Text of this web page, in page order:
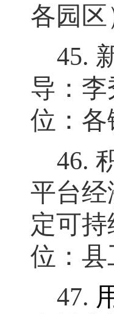
各园区
45.
导：李
位：各
46.
平台
定可持
位：
47.